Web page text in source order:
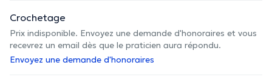
Crochetage
Prix indisponible. Envoyez une demande d'honoraires et vous
recevrez un email dès que le praticien aura répondu.
Envoyez une demande d'honoraires